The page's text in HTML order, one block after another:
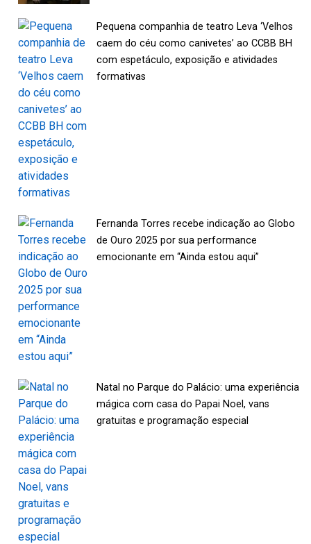
Pequena companhia de teatro Leva ‘Velhos
caem do céu como canivetes’ ao CCBB BH
com espetáculo, exposição e atividades
formativas
Fernanda Torres recebe indicação ao Globo
de Ouro 2025 por sua performance
emocionante em “Ainda estou aqui”
Natal no Parque do Palácio: uma experiência
mágica com casa do Papai Noel, vans
gratuitas e programação especial